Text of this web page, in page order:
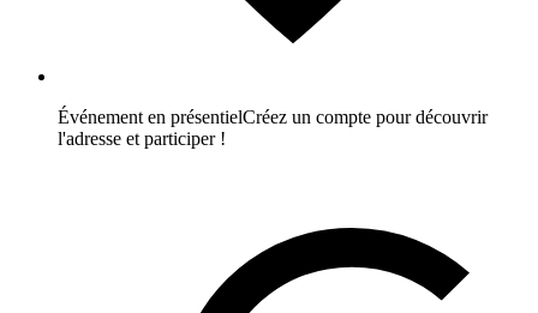
Événement en présentielCréez un compte pour découvrir
l'adresse et participer !